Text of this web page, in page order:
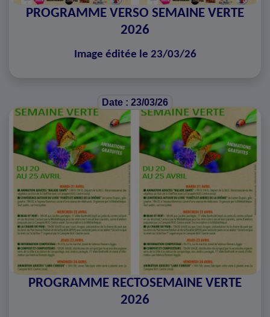
PROGRAMME VERSO SEMAINE VERTE
2026
Image éditée le 23/03/26
Date : 23/03/26
PROGRAMME RECTOSEMAINE VERTE
2026